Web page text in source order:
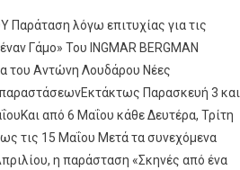
Παράταση λόγω επιτυχίας για τις
Γάμο» Του INGMAR BERGMAN
του Αντώνη Λουδάρου Νέες
Παρασκευή 3 και
από 6 Μαΐου κάθε Δευτέρα, Τρίτη
τις 15 Μαΐου Μετά τα συνεχόμενα
η παράσταση «Σκηνές από ένα